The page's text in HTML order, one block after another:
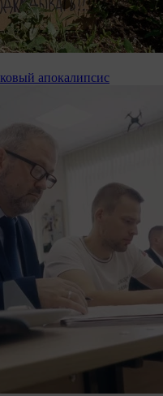
апокалипсис